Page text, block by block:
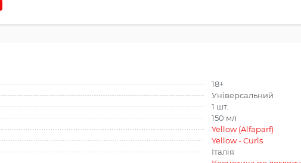
18+
Універсальний
1 шт.
150 мл
Yellow (Alfaparf)
Yellow - Curls
Італія